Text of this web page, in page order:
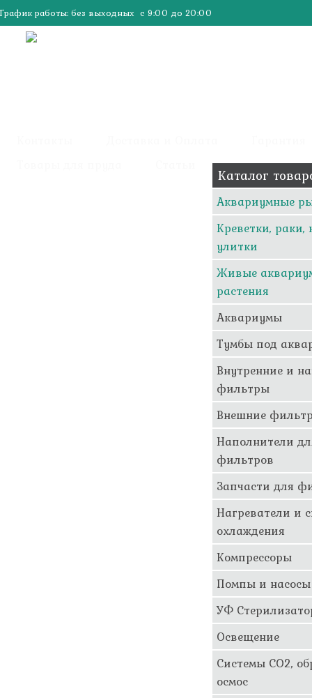
График работы: без выходных с 9:00 до 20:00
Каталог
Аквариумные
Креветки, раки,
улитки
Живые
растения
Аквариумы
Тумбы под
Внутренние и
фильтры
Внешние
Наполнители
фильтров
Запчасти для
Нагреватели и
охлаждения
Компрессоры
Помпы и насосы
УФ
Освещение
Системы CO2,
осмос